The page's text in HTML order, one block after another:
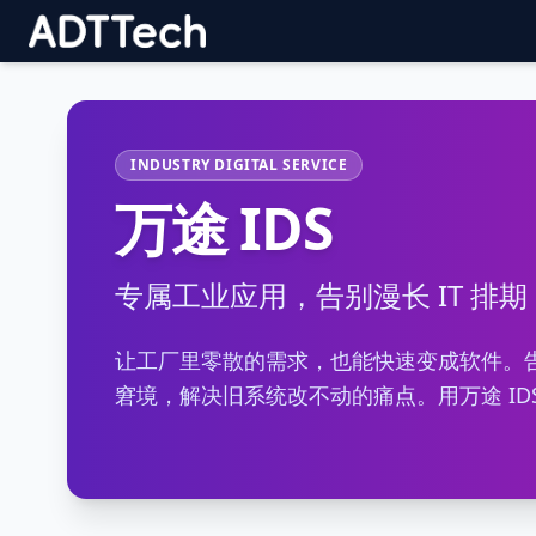
自
半
手
不通过
通过
INDUSTRY DIGITAL SERVICE
万途 IDS
专属工业应用，告别漫长 IT 排
让工厂里零散的需求，也能快速变成软件
窘境，解决旧系统改不动的痛点。用万途